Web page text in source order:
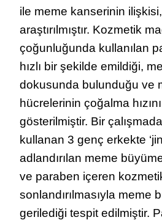
ile meme kanserinin
araştırılmıştır. Kozmetik
çoğunluğunda kullanılan
hızlı bir şekilde emildiği,
dokusunda bulunduğu ve
hücrelerinin çoğalma hızını
gösterilmiştir. Bir
kullanan 3 genç erkekte
adlandırılan meme
ve paraben içeren
sonlandırılmasıyla meme
gerilediği tespit edilmiştir.